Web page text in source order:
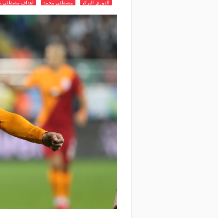
الدوري التركي مصطفى محمد اهداف مصطفى